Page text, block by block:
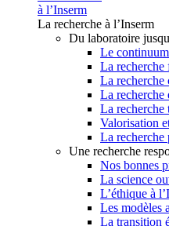
à l’Inserm
La recherche à l’Inserm
Du laboratoire
Le
La recherche
La recherche
La recherche
La recherche
Valorisation
La recherche
Une recherche
Nos bonnes
La science
L’éthique à
Les modèles
La transition